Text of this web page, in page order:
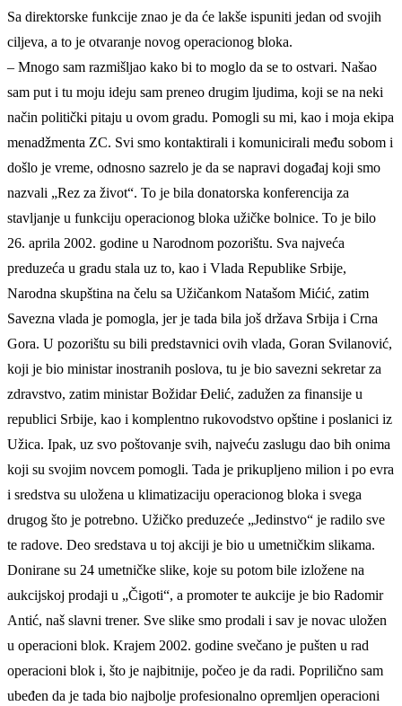
Sa direktorske funkcije znao je da će lakše ispuniti jedan od svojih
ciljeva, a to je otvaranje novog operacionog bloka.
– Mnogo sam razmišljao kako bi to moglo da se to ostvari. Našao
sam put i tu moju ideju sam preneo drugim ljudima, koji se na neki
način politički pitaju u ovom gradu. Pomogli su mi, kao i moja ekipa
menadžmenta ZC. Svi smo kontaktirali i komunicirali među sobom i
došlo je vreme, odnosno sazrelo je da se napravi događaj koji smo
nazvali „Rez za život“. To je bila donatorska konferencija za
stavljanje u funkciju operacionog bloka užičke bolnice. To je bilo
26. aprila 2002. godine u Narodnom pozorištu. Sva najveća
preduzeća u gradu stala uz to, kao i Vlada Republike Srbije,
Narodna skupština na čelu sa Užičankom Natašom Mićić, zatim
Savezna vlada je pomogla, jer je tada bila još država Srbija i Crna
Gora. U pozorištu su bili predstavnici ovih vlada, Goran Svilanović,
koji je bio ministar inostranih poslova, tu je bio savezni sekretar za
zdravstvo, zatim ministar Božidar Đelić, zadužen za finansije u
republici Srbije, kao i komplentno rukovodstvo opštine i poslanici iz
Užica. Ipak, uz svo poštovanje svih, najveću zaslugu dao bih onima
koji su svojim novcem pomogli. Tada je prikupljeno milion i po evra
i sredstva su uložena u klimatizaciju operacionog bloka i svega
drugog što je potrebno. Užičko preduzeće „Jedinstvo“ je radilo sve
te radove. Deo sredstava u toj akciji je bio u umetničkim slikama.
Donirane su 24 umetničke slike, koje su potom bile izložene na
aukcijskoj prodaji u „Čigoti“, a promoter te aukcije je bio Radomir
Antić, naš slavni trener. Sve slike smo prodali i sav je novac uložen
u operacioni blok. Krajem 2002. godine svečano je pušten u rad
operacioni blok i, što je najbitnije, počeo je da radi. Poprilično sam
ubeđen da je tada bio najbolje profesionalno opremljen operacioni